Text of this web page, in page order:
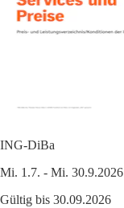
ING-DiBa
Mi. 1.7. - Mi. 30.9.2026
Gültig bis 30.09.2026